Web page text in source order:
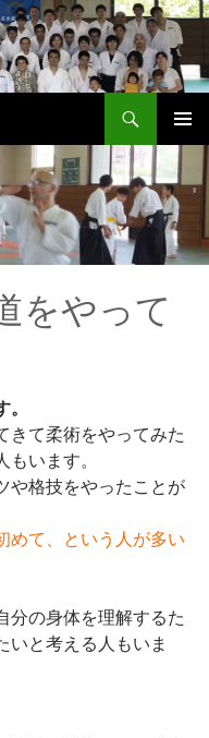
メインメ
ニュー
をやって
。
きて柔術をやってみた
います。
や格技をやったことが
めて、という人が多い
分の身体を理解するた
いと考える人もいま